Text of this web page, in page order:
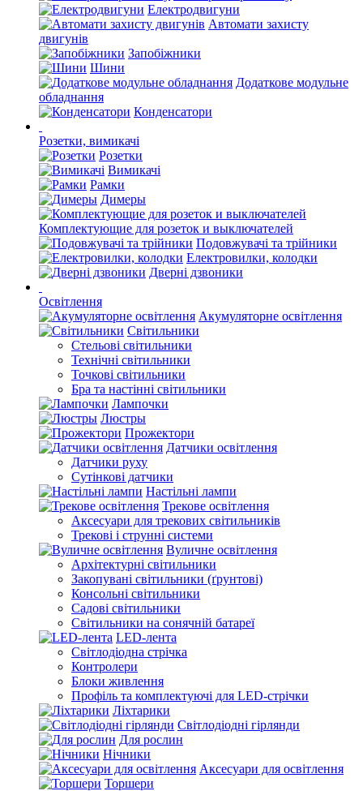
Електродвигуни
Автомати захисту
двигунів
Запобіжники
Шини
Додаткове модульне
обладнання
Конденсатори
Розетки, вимикачі
Розетки
Вимикачі
Рамки
Димеры
Комплектующие для розеток и выключателей
Подовжувачі та трійники
Електровилки, колодки
Дверні дзвоники
Освітлення
Акумуляторне освітлення
Світильники
Стельові світильники
Технічні світильники
Точкові світильники
Бра та настінні світильники
Лампочки
Люстры
Прожектори
Датчики освітлення
Датчики руху
Сутінкові датчики
Настільні лампи
Трекове освітлення
Аксесуари для трекових світильників
Трекові і струнні системи
Вуличне освітлення
Архітектурні світильники
Закопувані світильники (ґрунтові)
Консольні світильники
Садові світильники
Світильники на сонячній батареї
LED-лента
Світлодіодна стрічка
Контролери
Блоки живлення
Профіль та комплектуючі для LED-стрічки
Ліхтарики
Світлодіодні гірлянди
Для рослин
Нічники
Аксесуари для освітлення
Торшери